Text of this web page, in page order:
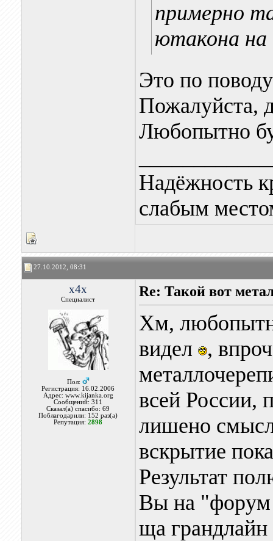
примерно
ютакона на
Это по
Пожалуйста,
Любопытно
Надёжность
слабым
27.10.2012, 08:31
x4x
Специалист
Пол:
Регистрация: 16.02.2006
Адрес: www.kijanka.org
Сообщений: 311
Сказал(а) спасибо: 69
Поблагодарили: 152 раз(а)
Репутация:2898
Re: Такой вот
Хм,
видел ,
всей России,
лишено
вскрытие
Результат
Вы на "форум
ща грандлайн